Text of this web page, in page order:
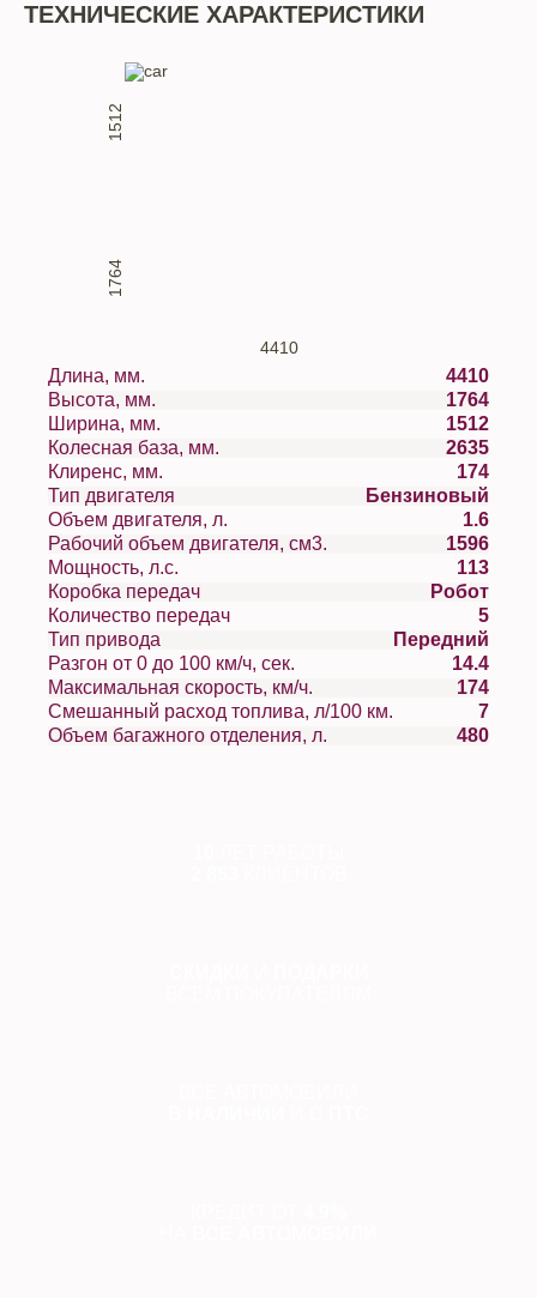
ТЕХНИЧЕСКИЕ ХАРАКТЕРИСТИКИ
4410
1764
1512
Длина, мм.
4410
Высота, мм.
1764
Ширина, мм.
1512
Колесная база, мм.
2635
Клиренс, мм.
174
Тип двигателя
Бензиновый
Объем двигателя, л.
1.6
Рабочий объем двигателя, см3.
1596
Мощность, л.с.
113
Коробка передач
Робот
Количество передач
5
Тип привода
Передний
Разгон от 0 до 100 км/ч, сек.
14.4
Максимальная скорость, км/ч.
174
Смешанный расход топлива, л/100 км.
7
Объем багажного отделения, л.
480